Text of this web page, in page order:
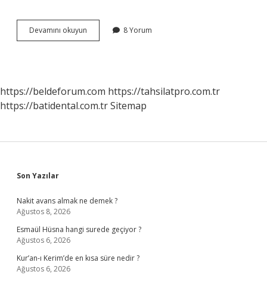
Devamını okuyun
Ayda
8 Yorum
https://beldeforum.com https://tahsilatpro.com.tr
https://batidental.com.trSitemap
Sidebar
Son Yazılar
Nakit avans almak ne demek ?
Ağustos 8, 2026
Esmaül Hüsna hangi surede geçiyor ?
Ağustos 6, 2026
Kur’an-ı Kerim’de en kısa süre nedir ?
Ağustos 6, 2026